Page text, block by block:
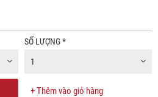
SỐ LƯỢNG*
1
+ Thêm vào giỏ hàng